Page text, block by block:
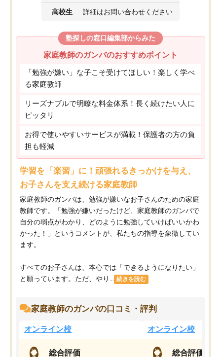
高校生 詳細はお問い合わせください
塾探しの窓口編集部からみた
家庭教師のガンバのおすすめポイント
「勉強が嫌い」な子こそ受けてほしい！楽しく学べ
る家庭教師
リーズナブルで明瞭な料金体系！長く続けたい人に
ピッタリ
お得で使いやすいサービスが満載！保護者の方の負
担も軽減
学習を「楽習」に！頑張れるきっかけを与え、
お子さんを支え続ける家庭教師
家庭教師のガンバは、勉強が嫌いなお子さんのための家庭
教師です。「勉強が嫌いだったけど、家庭教師のガンバで
自分の弱点がわかり、どのように勉強していけばいいかわ
かった！」というコメントが、私たちの指導を象徴してい
ます。
すべてのお子さんは、本心では「できるようになりたい」
と願っています。ただ、やり...
続きを読む
家庭教師のガンバの口コミ・評判
オンライン校
総合評価
オンライン校
総合評価